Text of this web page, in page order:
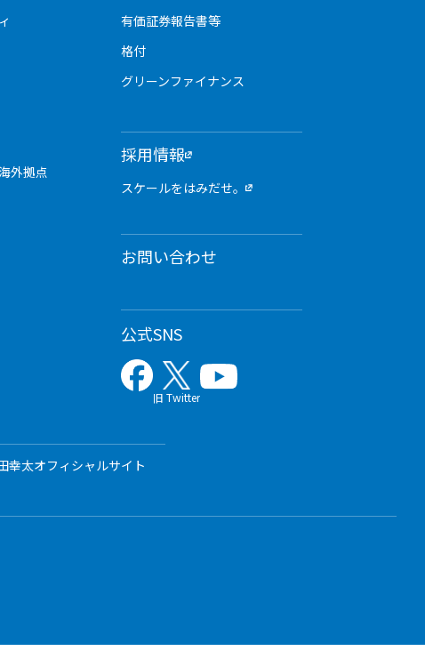
外拠点
有価証券報告書等
格付
グリーンファイナンス
採用情報
スケールをはみだせ。
お問い合わせ
公式SNS
旧 Twitter
幸太オフィシャルサイト